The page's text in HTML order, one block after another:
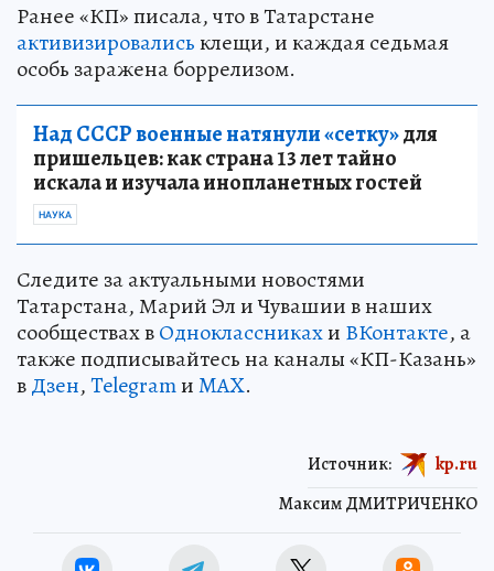
Ранее «КП» писала, что в Татарстане
активизировалиськлещи, и каждая седьмая
особь заражена боррелизом.
Над СССР военные натянули «сетку»для
пришельцев: как страна 13 лет тайно
искала и изучала инопланетных гостей
НАУКА
Следите за актуальными новостями
Татарстана, Марий Эл и Чувашии в наших
сообществах вОдноклассникахи ВКонтакте, а
также подписывайтесь на каналы «КП-Казань»
вДзен,TelegramиMAX.
Максим ДМИТРИЧЕНКО
Источник: kp.ru